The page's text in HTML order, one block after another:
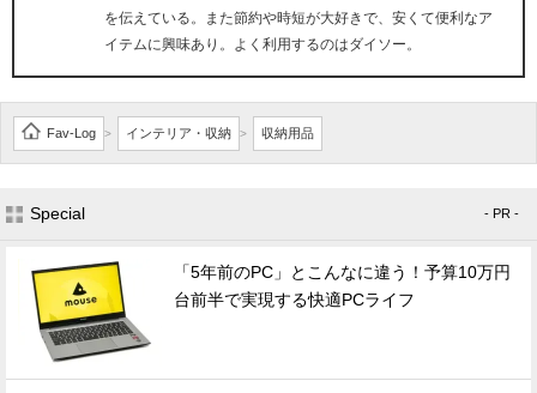
を伝えている。また節約や時短が大好きで、安くて便利なア
イテムに興味あり。よく利用するのはダイソー。
Fav-Log > インテリア・収納 > 収納用品
Special - PR -
「5年前のPC」とこんなに違う！予算10万円
台前半で実現する快適PCライフ